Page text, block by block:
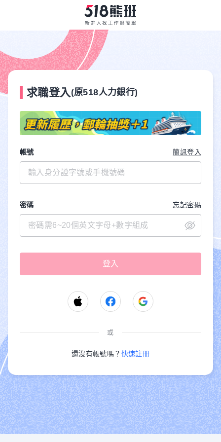
求職登入 (原518人力銀行)
帳號 簡訊登入
密碼 忘記密碼
或
還沒有帳號嗎？ 快速註冊